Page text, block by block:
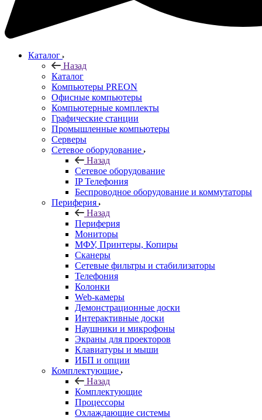
Каталог
Назад
Каталог
Компьютеры PREON
Офисные компьютеры
Компьютерные комплекты
Графические станции
Промышленные компьютеры
Серверы
Сетевое оборудование
Назад
Сетевое оборудование
IP Телефония
Беспроводное оборудование и коммутаторы
Периферия
Назад
Периферия
Мониторы
МФУ, Принтеры, Копиры
Сканеры
Сетевые фильтры и стабилизаторы
Телефония
Колонки
Web-камеры
Демонстрационные доски
Интерактивные доски
Наушники и микрофоны
Экраны для проекторов
Клавиатуры и мыши
ИБП и опции
Комплектующие
Назад
Комплектующие
Процессоры
Охлаждающие системы